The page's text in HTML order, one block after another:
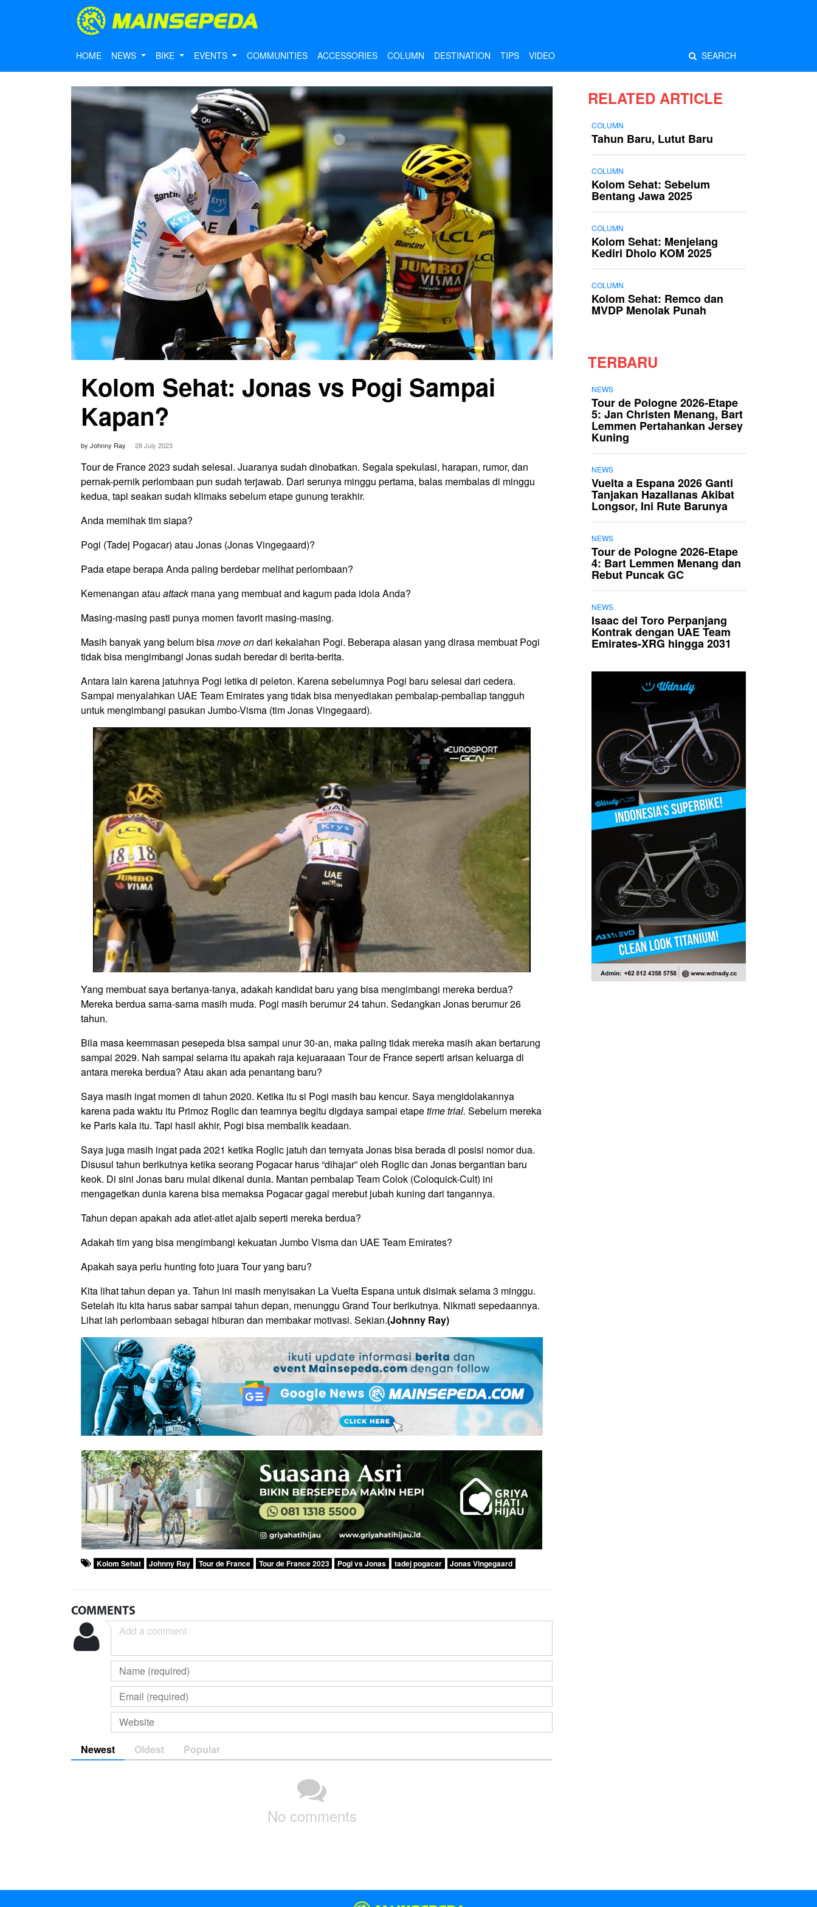
HOME NEWS BIKE EVENTS COMMUNITIES ACCESSORIES COLUMN DESTINATION TIPS VIDEO SEARCH
Kolom Sehat: Jonas vs Pogi Sampai
Kapan?
by Johnny Ray 28 July 2023
Tour de France 2023 sudah selesai. Juaranya sudah dinobatkan. Segala spekulasi, harapan, rumor, dan
pernak-pernik perlombaan pun sudah terjawab. Dari serunya minggu pertama, balas membalas di minggu
kedua, tapi seakan sudah klimaks sebelum etape gunung terakhir.
Anda memihak tim siapa?
Pogi (Tadej Pogacar) atau Jonas (Jonas Vingegaard)?
Pada etape berapa Anda paling berdebar melihat perlombaan?
Kemenangan atau attackmana yang membuat and kagum pada idola Anda?
Masing-masing pasti punya momen favorit masing-masing.
Masih banyak yang belum bisamove ondari kekalahan Pogi. Beberapa alasan yang dirasa membuat Pogi
tidak bisa mengimbangi Jonas sudah beredar di berita-berita.
Antara lain karena jatuhnya Pogi letika di peleton. Karena sebelumnya Pogi baru selesai dari cedera.
Sampai menyalahkan UAE Team Emirates yang tidak bisa menyediakan pembalap-pemballap tangguh
untuk mengimbangi pasukan Jumbo-Visma (tim Jonas Vingegaard).
Yang membuat saya bertanya-tanya, adakah kandidat baru yang bisa mengimbangi mereka berdua?
Mereka berdua sama-sama masih muda. Pogi masih berumur 24 tahun. Sedangkan Jonas berumur 26
tahun.
Bila masa keemmasan pesepeda bisa sampai unur 30-an, maka paling tidak mereka masih akan bertarung
sampai 2029. Nah sampai selama itu apakah raja kejuaraaan Tour de France seperti arisan keluarga di
antara mereka berdua? Atau akan ada penantang baru?
Saya masih ingat momen di tahun 2020. Ketika itu si Pogi masih bau kencur. Saya mengidolakannya
karena pada waktu itu Primoz Roglic dan teamnya begitu digdaya sampai etapetime trial. Sebelum mereka
ke Paris kala itu. Tapi hasil akhir, Pogi bisa membalik keadaan.
Saya juga masih ingat pada 2021 ketika Roglic jatuh dan ternyata Jonas bisa berada di posisi nomor dua.
Disusul tahun berikutnya ketika seorang Pogacar harus “dihajar” oleh Roglic dan Jonas bergantian baru
keok. Di sini Jonas baru mulai dikenal dunia. Mantan pembalap Team Colok (Coloquick-Cult) ini
mengagetkan dunia karena bisa memaksa Pogacar gagal merebut jubah kuning dari tangannya.
Tahun depan apakah ada atlet-atlet ajaib seperti mereka berdua?
Adakah tim yang bisa mengimbangi kekuatan Jumbo Visma dan UAE Team Emirates?
Apakah saya perlu hunting foto juara Tour yang baru?
Kita lihat tahun depan ya. Tahun ini masih menyisakan La Vuelta Espana untuk disimak selama 3 minggu.
Setelah itu kita harus sabar sampai tahun depan, menunggu Grand Tour berikutnya. Nikmati sepedaannya.
Lihat lah perlombaan sebagai hiburan dan membakar motivasi. Sekian.(Johnny Ray)
Kolom Sehat Johnny Ray Tour de France Tour de France 2023 Pogi vs Jonas tadej pogacar Jonas Vingegaard
COMMENTS
Newest Oldest Popular
No comments
RELATED ARTICLE
COLUMN
Tahun Baru, Lutut Baru
COLUMN
Kolom Sehat: Sebelum
Bentang Jawa 2025
COLUMN
Kolom Sehat: Menjelang
Kediri Dholo KOM 2025
COLUMN
Kolom Sehat: Remco dan
MVDP Menolak Punah
TERBARU
NEWS
Tour de Pologne 2026-Etape
5: Jan Christen Menang, Bart
Lemmen Pertahankan Jersey
Kuning
NEWS
Vuelta a Espana 2026 Ganti
Tanjakan Hazallanas Akibat
Longsor, Ini Rute Barunya
NEWS
Tour de Pologne 2026-Etape
4: Bart Lemmen Menang dan
Rebut Puncak GC
NEWS
Isaac del Toro Perpanjang
Kontrak dengan UAE Team
Emirates-XRG hingga 2031